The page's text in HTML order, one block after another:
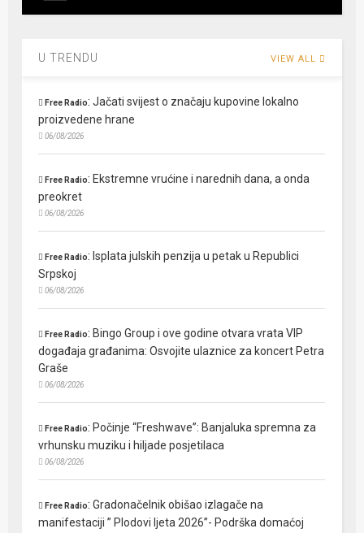
U TRENDU VIEW ALL
Free Radio:Jačati svijest o značaju kupovine lokalno
proizvedene hrane
06/08/2026
Free Radio: Ekstremne vrućine i narednih dana, a onda
preokret
06/08/2026
Free Radio: Isplata julskih penzija u petak u Republici
Srpskoj
06/08/2026
Free Radio: Bingo Group i ove godine otvara vrata VIP
događaja građanima: Osvojite ulaznice za koncert Petra
Graše
06/08/2026
Free Radio: Počinje “Freshwave”: Banjaluka spremna za
vrhunsku muziku i hiljade posjetilaca
06/08/2026
Free Radio:Gradonačelnik obišao izlagače na
manifestaciji ” Plodovi ljeta 2026”- Podrška domaćoj